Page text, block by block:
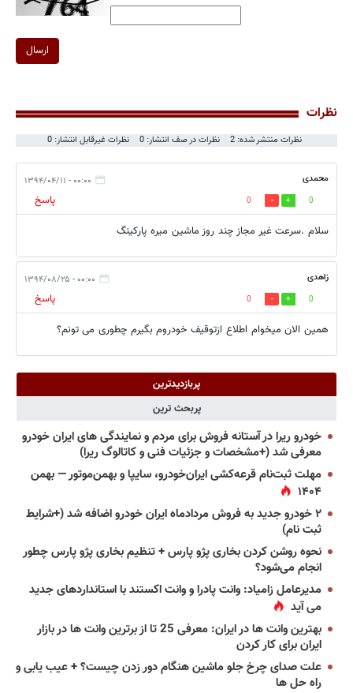
ارسال
نظرات
نظرات منتشر شده: 2 نظرات در صف انتشار: 0 نظرات غیرقابل انتشار: 0
محمدی ۰۰:۰۰ - ۱۳۹۴/۰۴/۱۱
0
0
پاسخ
سلام .سرعت غیر مجاز چند روز ماشین میره پارکینگ
زاهدی ۰۰:۰۰ - ۱۳۹۴/۰۸/۲۵
0
0
پاسخ
همین الان میخوام اطلاع ازتوقیف خودروم بگیرم چطوری می تونم؟
پربازدیدترین
پربحث ترین
خودرو ریرا در آستانه فروش برای مردم و نمایندگی های ایران خودرو
معرفی شد (+مشخصات و جزئیات فنی و کاتالوگ ریرا)
مهلت ثبت‌نام قرعه‌کشی ایران‌خودرو، سایپا و بهمن‌موتور — بهمن
۱۴۰۴
۲ خودرو جدید به فروش مردادماه ایران خودرو اضافه شد (+شرایط
ثبت نام)
نحوه روشن کردن بخاری پژو پارس + تنظیم بخاری پژو پارس چطور
انجام می‌شود؟
مدیرعامل زامیاد: وانت پادرا و وانت اکستند با استانداردهای جدید
می آید
بهترین وانت ها در ایران: معرفی 25 تا از برترین وانت ها در بازار
ایران برای کار کردن
علت صدای چرخ جلو ماشین هنگام دور زدن چیست؟ + عیب یابی و
راه حل ها